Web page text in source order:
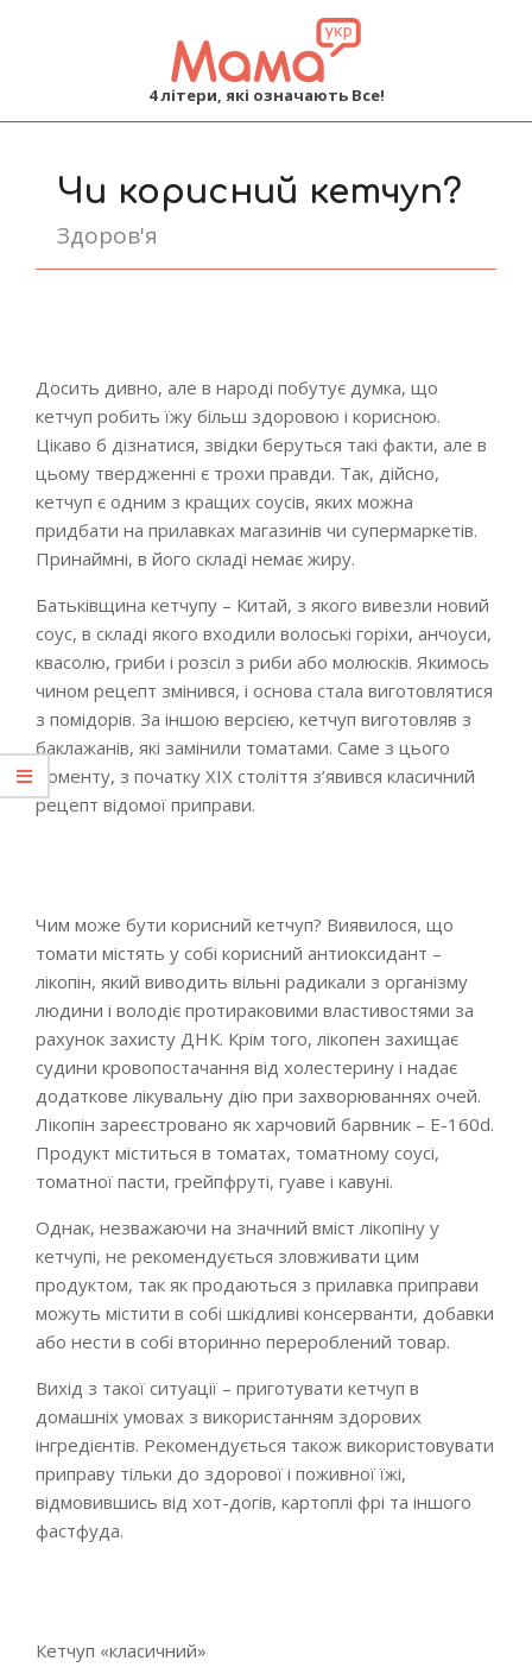
4 літери, які означають Все!
Чи корисний кетчуп?
Здоров'я
Досить дивно, але в народі побутує думка, що
кетчуп робить їжу більш здоровою і корисною.
Цікаво б дізнатися, звідки беруться такі факти, але в
цьому твердженні є трохи правди. Так, дійсно,
кетчуп є одним з кращих соусів, яких можна
придбати на прилавках магазинів чи супермаркетів.
Принаймні, в його складі немає жиру.
Батьківщина кетчупу – Китай, з якого вивезли новий
соус, в складі якого входили волоські горіхи, анчоуси,
квасолю, гриби і розсіл з риби або молюсків. Якимось
чином рецепт змінився, і основа стала виготовлятися
з помідорів. За іншою версією, кетчуп виготовляв з
баклажанів, які замінили томатами. Саме з цього
моменту, з початку XIX століття з’явився класичний
рецепт відомої приправи.
Чим може бути корисний кетчуп? Виявилося, що
томати містять у собі корисний антиоксидант –
лікопін, який виводить вільні радикали з організму
людини і володіє протираковими властивостями за
рахунок захисту ДНК. Крім того, лікопен захищає
судини кровопостачання від холестерину і надає
додаткове лікувальну дію при захворюваннях очей.
Лікопін зареєстровано як харчовий барвник – E-160d.
Продукт міститься в томатах, томатному соусі,
томатної пасти, грейпфруті, гуаве і кавуні.
Однак, незважаючи на значний вміст лікопіну у
кетчупі, не рекомендується зловживати цим
продуктом, так як продаються з прилавка приправи
можуть містити в собі шкідливі консерванти, добавки
або нести в собі вторинно перероблений товар.
Вихід з такої ситуації – приготувати кетчуп в
домашніх умовах з використанням здорових
інгредієнтів. Рекомендується також використовувати
приправу тільки до здорової і поживної їжі,
відмовившись від хот-догів, картоплі фрі та іншого
фастфуда.
Кетчуп «класичний»